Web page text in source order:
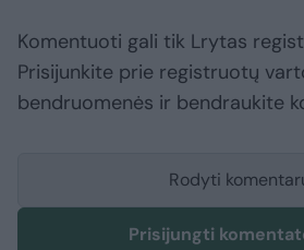
Komentuoti gali tik Lrytas
Prisijunkite prie registruotų
bendruomenės ir bendraukite
Rodyti
Prisijungti